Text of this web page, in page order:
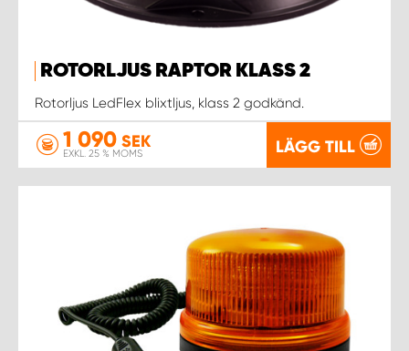
ROTORLJUS RAPTOR KLASS 2
Rotorljus LedFlex blixtljus, klass 2 godkänd.
1 090 SEK
EXKL. 25 % MOMS LÄGG TILL